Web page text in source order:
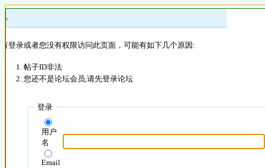
»
登录或者您没有权限访问此页面，可能有如下几个原因:
帖子ID非法
您还不是论坛会员,请先登录论坛
登录
用户
名
Email